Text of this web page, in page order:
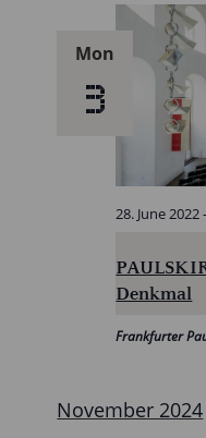
Mon
3
Denkmal
28. June 2022
Frankfurter
November 2024